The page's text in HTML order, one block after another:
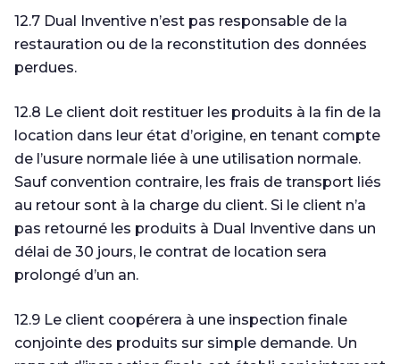
12.7 Dual Inventive n’est pas responsable de la
restauration ou de la reconstitution des données
perdues.
12.8 Le client doit restituer les produits à la fin de la
location dans leur état d’origine, en tenant compte
de l’usure normale liée à une utilisation normale.
Sauf convention contraire, les frais de transport liés
au retour sont à la charge du client. Si le client n’a
pas retourné les produits à Dual Inventive dans un
délai de 30 jours, le contrat de location sera
prolongé d’un an.
12.9 Le client coopérera à une inspection finale
conjointe des produits sur simple demande. Un